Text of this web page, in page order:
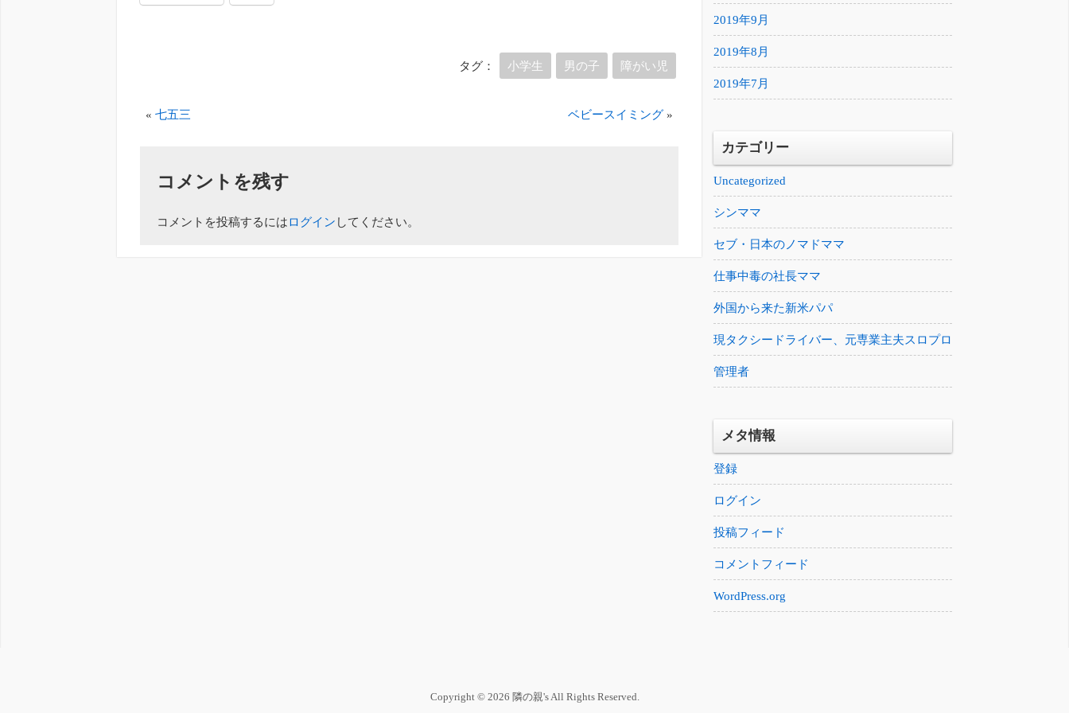
タグ： 小学生 男の子 障がい児
«七五三 ベビースイミング»
コメントを残す
コメントを投稿するにはログイン してください。
2019年9月
2019年8月
2019年7月
カテゴリー
Uncategorized
シンママ
セブ・日本のノマドママ
仕事中毒の社長ママ
外国から来た新米パパ
現タクシードライバー、元専業主夫スロプロ
管理者
メタ情報
登録
ログイン
投稿フィード
コメントフィード
WordPress.org
Copyright © 2026 隣の親's All Rights Reserved.